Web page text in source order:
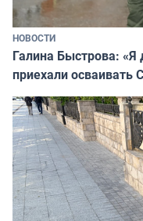
НОВОСТИ
Галина Быстрова:
приехали осваивать